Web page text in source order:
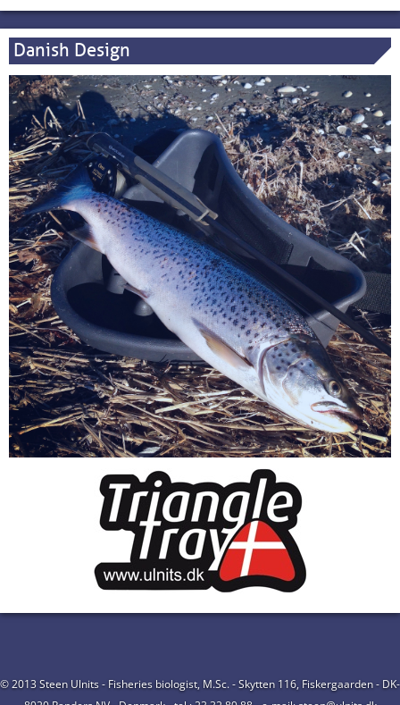
Danish Design
© 2013 Steen Ulnits - Fisheries biologist, M.Sc. - Skytten 116, Fiskergaarden - DK-